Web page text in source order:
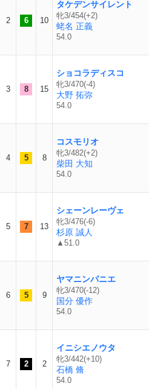
2 6 10
タケデンサイレント
牝3/454(+2)
蛯名 正義
54.0
3 8 15
ショコラディスコ
牝3/470(-4)
大野 拓弥
54.0
4 5 8
コスモリオ
牝3/482(+2)
柴田 大知
54.0
5 7 13
シェーンレーヴェ
牝3/476(-6)
杉原 誠人
▲51.0
6 5 9
ヤマニンパニエ
牝3/470(-12)
国分 優作
54.0
7 2 2
イニシエノウタ
牝3/442(+10)
石橋 脩
54.0